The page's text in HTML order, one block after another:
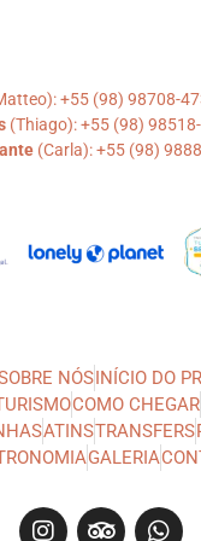
+55 (98) 98708-
(Thiago): +55 (98)
(Carla): +55 (98)
NÓS INÍCIO DO
COMO CHEGAR
ATINSTRANSFERS
GALERIA